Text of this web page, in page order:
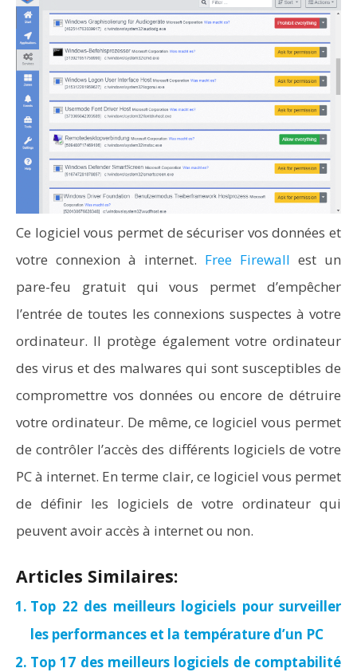
Ce logiciel vous permet de sécuriser vos données et
votre connexion à internet. Free Firewall est un
pare-feu gratuit qui vous permet d’empêcher
l’entrée de toutes les connexions suspectes à votre
ordinateur. Il protège également votre ordinateur
des virus et des malwares qui sont susceptibles de
compromettre vos données ou encore de détruire
votre ordinateur. De même, ce logiciel vous permet
de contrôler l’accès des différents logiciels de votre
PC à internet. En terme clair, ce logiciel vous permet
de définir les logiciels de votre ordinateur qui
peuvent avoir accès à internet ou non.
Articles Similaires:
Top 22 des meilleurs logiciels pour surveiller
les performances et la température d’un PC
Top 17 des meilleurs logiciels de comptabilité